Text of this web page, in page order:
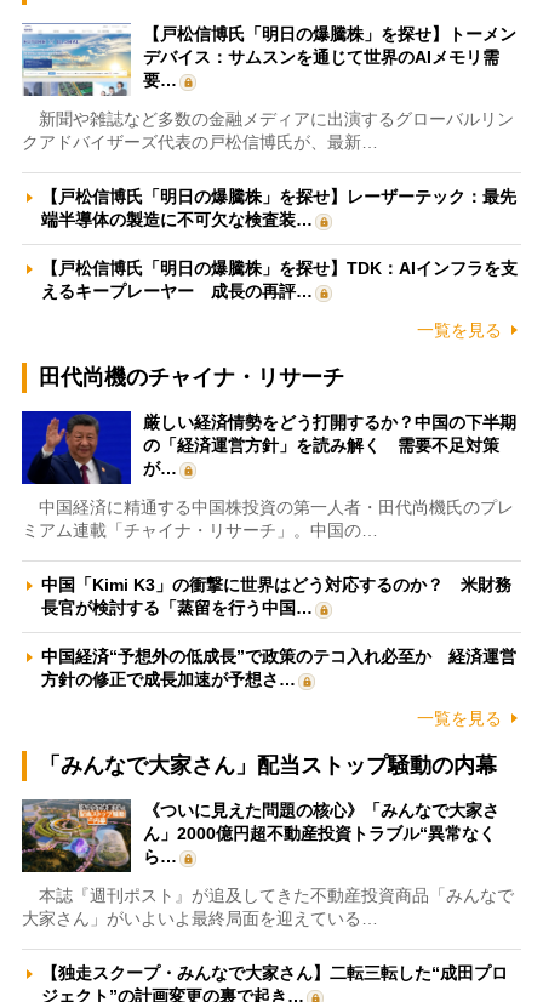
【戸松信博氏「明日の爆騰株」を探せ】トーメン
デバイス：サムスンを通じて世界のAIメモリ需
要…
新聞や雑誌など多数の金融メディアに出演するグローバルリン
クアドバイザーズ代表の戸松信博氏が、最新…
【戸松信博氏「明日の爆騰株」を探せ】レーザーテック：最先
端半導体の製造に不可欠な検査装…
【戸松信博氏「明日の爆騰株」を探せ】TDK：AIインフラを支
えるキープレーヤー 成長の再評…
一覧を見る
田代尚機のチャイナ・リサーチ
厳しい経済情勢をどう打開するか？中国の下半期
の「経済運営方針」を読み解く 需要不足対策
が…
中国経済に精通する中国株投資の第一人者・田代尚機氏のプレ
ミアム連載「チャイナ・リサーチ」。中国の…
中国「Kimi K3」の衝撃に世界はどう対応するのか？ 米財務
長官が検討する「蒸留を行う中国…
中国経済“予想外の低成長”で政策のテコ入れ必至か 経済運営
方針の修正で成長加速が予想さ…
一覧を見る
「みんなで大家さん」配当ストップ騒動の内幕
《ついに見えた問題の核心》「みんなで大家さ
ん」2000億円超不動産投資トラブル“異常なく
ら…
本誌『週刊ポスト』が追及してきた不動産投資商品「みんなで
大家さん」がいよいよ最終局面を迎えている…
【独走スクープ・みんなで大家さん】二転三転した“成田プロ
ジェクト”の計画変更の裏で起き…